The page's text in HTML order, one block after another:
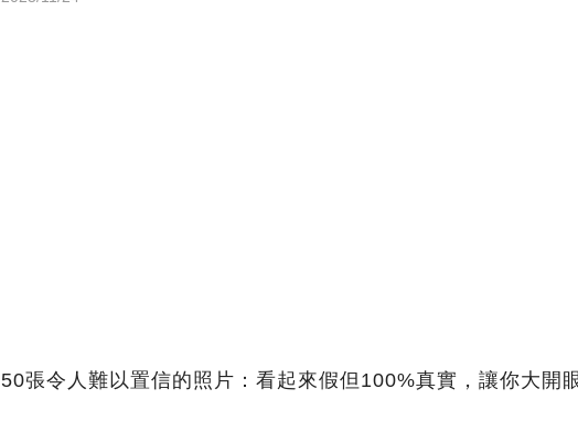
50張令人難以置信的照片：看起來假但100%真實，讓你大開